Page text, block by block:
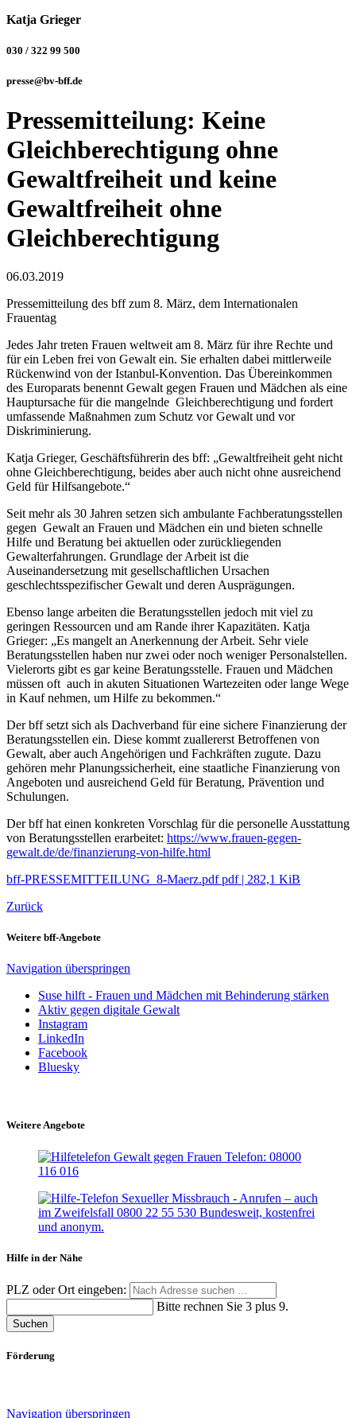
Katja Grieger
030 / 322 99 500
presse@bv-bff.de
Pressemitteilung: Keine
Gleichberechtigung ohne
Gewaltfreiheit und keine
Gewaltfreiheit ohne
Gleichberechtigung
06.03.2019
Pressemitteilung des bff zum 8. März, dem Internationalen
Frauentag
Jedes Jahr treten Frauen weltweit am 8. März für ihre Rechte und
für ein Leben frei von Gewalt ein. Sie erhalten dabei mittlerweile
Rückenwind von der Istanbul-Konvention. Das Übereinkommen
des Europarats benennt Gewalt gegen Frauen und Mädchen als eine
Hauptursache für die mangelnde Gleichberechtigung und fordert
umfassende Maßnahmen zum Schutz vor Gewalt und vor
Diskriminierung.
Katja Grieger, Geschäftsführerin des bff: „Gewaltfreiheit geht nicht
ohne Gleichberechtigung, beides aber auch nicht ohne ausreichend
Geld für Hilfsangebote.“
Seit mehr als 30 Jahren setzen sich ambulante Fachberatungsstellen
gegen Gewalt an Frauen und Mädchen ein und bieten schnelle
Hilfe und Beratung bei aktuellen oder zurückliegenden
Gewalterfahrungen. Grundlage der Arbeit ist die
Auseinandersetzung mit gesellschaftlichen Ursachen
geschlechtsspezifischer Gewalt und deren Ausprägungen.
Ebenso lange arbeiten die Beratungsstellen jedoch mit viel zu
geringen Ressourcen und am Rande ihrer Kapazitäten. Katja
Grieger: „Es mangelt an Anerkennung der Arbeit. Sehr viele
Beratungsstellen haben nur zwei oder noch weniger Personalstellen.
Vielerorts gibt es gar keine Beratungsstelle. Frauen und Mädchen
müssen oft auch in akuten Situationen Wartezeiten oder lange Wege
in Kauf nehmen, um Hilfe zu bekommen.“
Der bff setzt sich als Dachverband für eine sichere Finanzierung der
Beratungsstellen ein. Diese kommt zuallererst Betroffenen von
Gewalt, aber auch Angehörigen und Fachkräften zugute. Dazu
gehören mehr Planungssicherheit, eine staatliche Finanzierung von
Angeboten und ausreichend Geld für Beratung, Prävention und
Schulungen.
Der bff hat einen konkreten Vorschlag für die personelle Ausstattung
von Beratungsstellen erarbeitet: https://www.frauen-gegen-
gewalt.de/de/finanzierung-von-hilfe.html
bff-PRESSEMITTEILUNG_8-Maerz.pdfpdf| 282,1 KiB
Zurück
Weitere bff-Angebote
Navigation überspringen
Suse hilft - Frauen und Mädchen mit Behinderung stärken
Aktiv gegen digitale Gewalt
Instagram
LinkedIn
Facebook
Bluesky
Weitere Angebote
Hilfe in der Nähe
PLZ oder Ort eingeben:
Bitte rechnen Sie 3 plus 9.
Suchen
Förderung
Navigation überspringen